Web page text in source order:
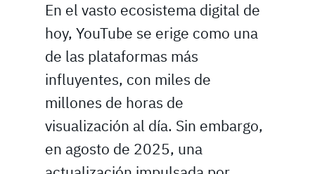
En el vasto ecosistema digital de
hoy, YouTube se erige como una
de las plataformas más
influyentes, con miles de
millones de horas de
visualización al día. Sin embargo,
en agosto de 2025, una